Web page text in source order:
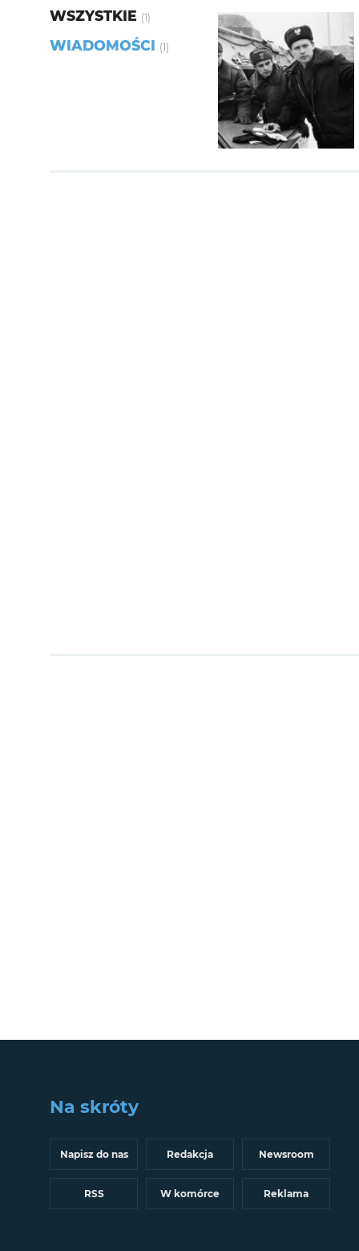
WSZYSTKIE (1)
WIADOMOŚCI (1)
Na skróty
Napisz do nas Redakcja Newsroom
RSS W komórce Reklama